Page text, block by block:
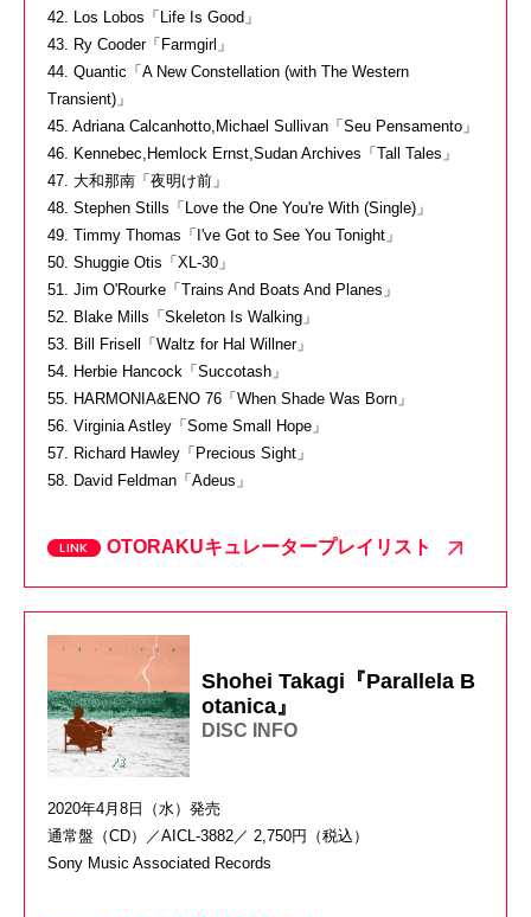
42. Los Lobos「Life Is Good」
43. Ry Cooder「Farmgirl」
44. Quantic「A New Constellation (with The Western
Transient)」
45. Adriana Calcanhotto,Michael Sullivan「Seu Pensamento」
46. Kennebec,Hemlock Ernst,Sudan Archives「Tall Tales」
47. 大和那南「夜明け前」
48. Stephen Stills「Love the One You're With (Single)」
49. Timmy Thomas「I've Got to See You Tonight」
50. Shuggie Otis「XL-30」
51. Jim O'Rourke「Trains And Boats And Planes」
52. Blake Mills「Skeleton Is Walking」
53. Bill Frisell「Waltz for Hal Willner」
54. Herbie Hancock「Succotash」
55. HARMONIA&ENO 76「When Shade Was Born」
56. Virginia Astley「Some Small Hope」
57. Richard Hawley「Precious Sight」
58. David Feldman「Adeus」
OTORAKUキュレータープレイリスト
Shohei Takagi『Parallela B
otanica』
DISC INFO
2020年4月8日（水）発売
通常盤（CD）／AICL-3882／ 2,750円（税込）
Sony Music Associated Records